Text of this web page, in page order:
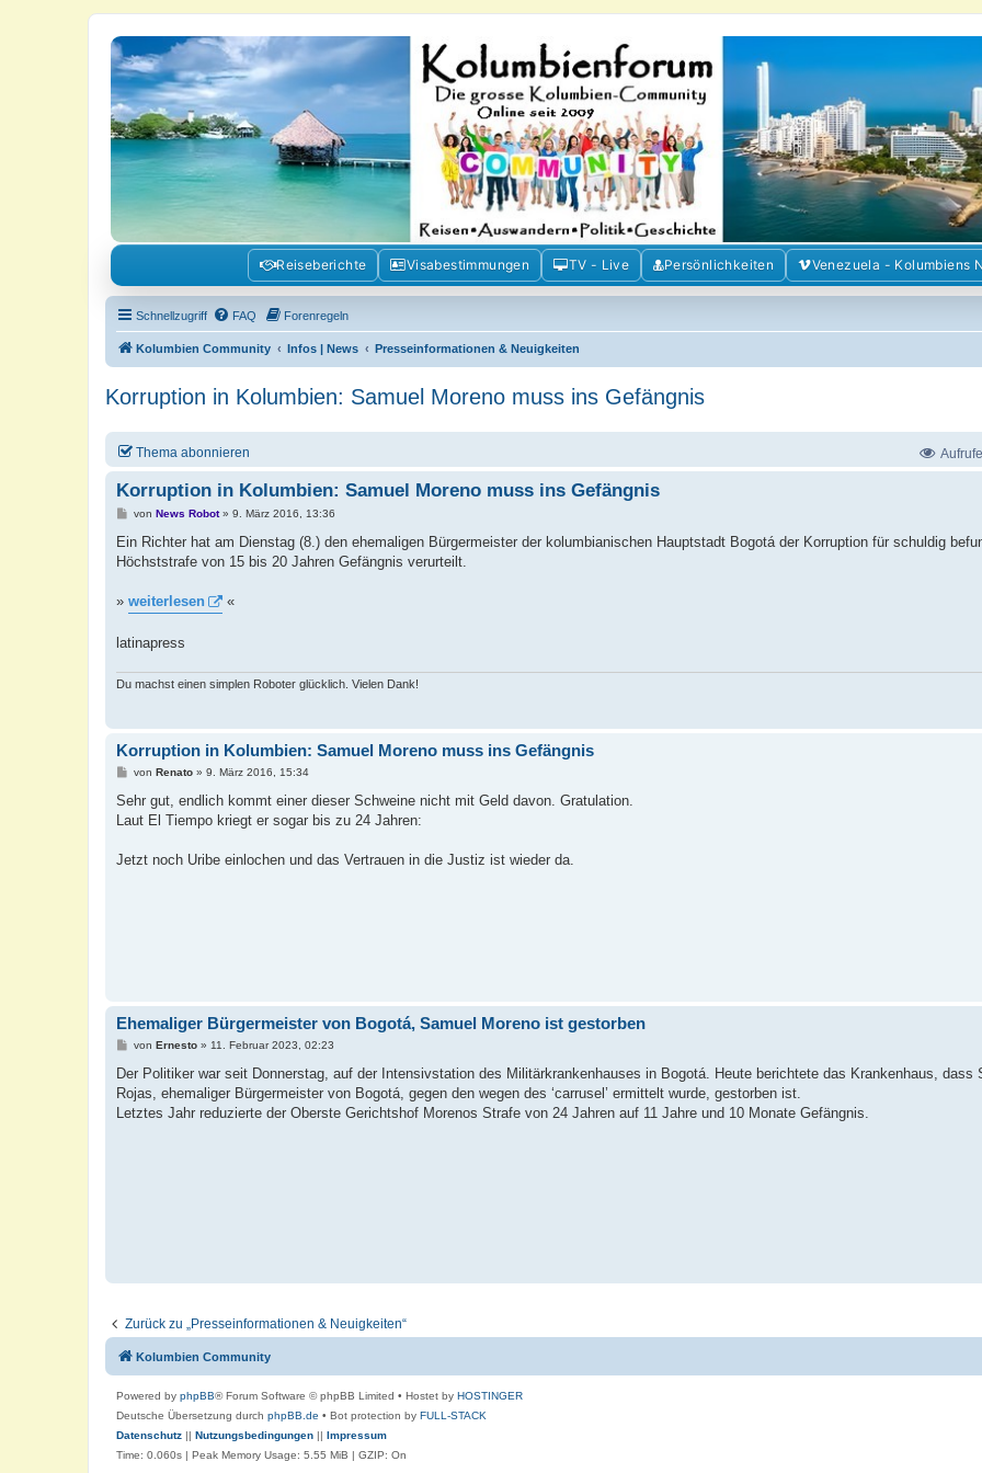
Kolumbienforum - Das grosse Forum der Freunde Kolumbiens
Reisen, Auswandern, Kultur, Politik, Geschichte und Visum in Kolumbien und Venezuela. Austausch, Erfahrungen und Gemeinschaft im Kolumbienforum
Reiseberichte Visabestimmungen TV - Live Persönlichkeiten Venezuela - Kolumbiens
Schnellzugriff FAQ Forenregeln
Kolumbien Community Infos | News Presseinformationen & Neuigkeiten
Korruption in Kolumbien: Samuel Moreno muss ins Gefängnis
Thema abonnieren
Korruption in Kolumbien: Samuel Moreno muss ins Gefängnis
B
i
r
von News Robot» 9. März 2016, 13:36
Ein Richter hat am Dienstag (8.) den ehemaligen Bürgermeister der kolumbianischen Hauptstadt Bogotá der Korruption für schuldig
Höchststrafe von 15 bis 20 Jahren Gefängnis verurteilt.
» weiterlesen «
latinapress
Du machst einen simplen Roboter glücklich. Vielen Dank!
Korruption in Kolumbien: Samuel Moreno muss ins Gefängnis
B
i
r
von Renato» 9. März 2016, 15:34
Sehr gut, endlich kommt einer dieser Schweine nicht mit Geld davon. Gratulation.
Laut El Tiempo kriegt er sogar bis zu 24 Jahren:
Jetzt noch Uribe einlochen und das Vertrauen in die Justiz ist wieder da.
Ehemaliger Bürgermeister von Bogotá, Samuel Moreno ist gestorben
B
i
r
a
von Ernesto» 11. Februar 2023, 02:23
Der Politiker war seit Donnerstag, auf der Intensivstation des Militärkrankenhauses in Bogotá. Heute berichtete das Krankenhaus, dass
Rojas, ehemaliger Bürgermeister von Bogotá, gegen den wegen des ‘carrusel’ ermittelt wurde, gestorben ist.
Letztes Jahr reduzierte der Oberste Gerichtshof Morenos Strafe von 24 Jahren auf 11 Jahre und 10 Monate Gefängnis.
Zurück zu „Presseinformationen & Neuigkeiten“
Kolumbien Community
Powered by phpBB® Forum Software © phpBB Limited • Hostet by HOSTINGER
Deutsche Übersetzung durch phpBB.de • Bot protection by FULL-STACK
Datenschutz || Nutzungsbedingungen || Impressum
Time: 0.060s | Peak Memory Usage: 5.55 MiB | GZIP: On